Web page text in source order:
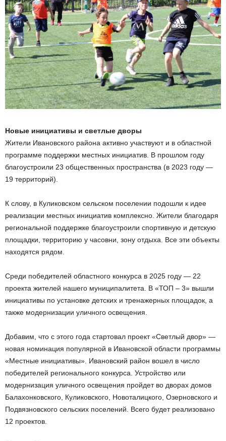
Новые инициативы и светлые дворы
Жители Ивановского района активно участвуют и в областной
программе поддержки местных инициатив. В прошлом году
благоустроили 23 общественных пространства (в 2023 году —
19 территорий).
К слову, в Куликовском сельском поселении подошли к идее
реализации местных инициатив комплексно. Жители благодаря
региональной поддержке благоустроили спортивную и детскую
площадки, территорию у часовни, зону отдыха. Все эти объекты
находятся рядом.
Среди победителей областного конкурса в 2025 году — 22
проекта жителей нашего муниципалитета. В «ТОП – 3» вышли
инициативы по установке детских и тренажерных площадок, а
также модернизации уличного освещения.
Добавим, что с этого года стартовал проект «Светлый двор» —
новая номинация популярной в Ивановской области программы
«Местные инициативы». Ивановский район вошел в число
победителей регионального конкурса. Устройство или
модернизация уличного освещения пройдет во дворах домов
Балахонковского, Куликовского, Новоталицкого, Озерновского и
Подвязновского сельских поселений. Всего будет реализовано
12 проектов.